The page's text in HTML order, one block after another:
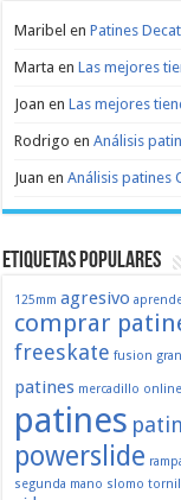
Maribel enPatines
Marta enLas mejores
Joan enLas mejores
Rodrigo enAnálisis
Juan enAnálisis patines
Etiquetas populares
125mm agresivo
comprar
freeskate fusion
patines mercadillo online
patines
powerslide
segunda mano slomo